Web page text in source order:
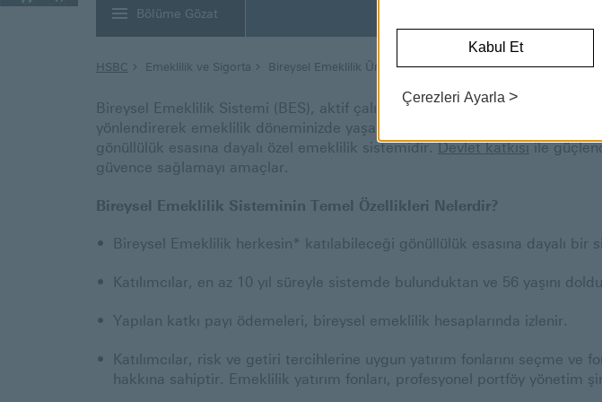
Bölüme Gözat
HSBC Emeklilik ve Sigorta Bireysel Emeklilik Ürünleri Bireysel Emeklilik Sistemi
Bireysel Emeklilik Sistemi (BES), aktif çalışma yaşamınız süresince
yönlendirerek emeklilik döneminizde yaşam standartlarınızı
gönüllülük esasına dayalı özel emeklilik sistemidir.Devlet katkısıile
güvence sağlamayı amaçlar.
Bireysel Emeklilik Sisteminin Temel Özellikleri Nelerdir?
Bireysel Emeklilik herkesin* katılabileceği gönüllülük esasına dayalı bir
Katılımcılar, en az 10 yıl süreyle sistemde bulunduktan ve 56 yaşını
Yapılan katkı payı ödemeleri, bireysel emeklilik hesaplarında izlenir.
Katılımcılar, risk ve getiri tercihlerine uygun yatırım fonlarını seçme ve
hakkına sahiptir. Emeklilik yatırım fonları, profesyonel portföy yönetim
Kabul Et
Çerezleri Ayarla >